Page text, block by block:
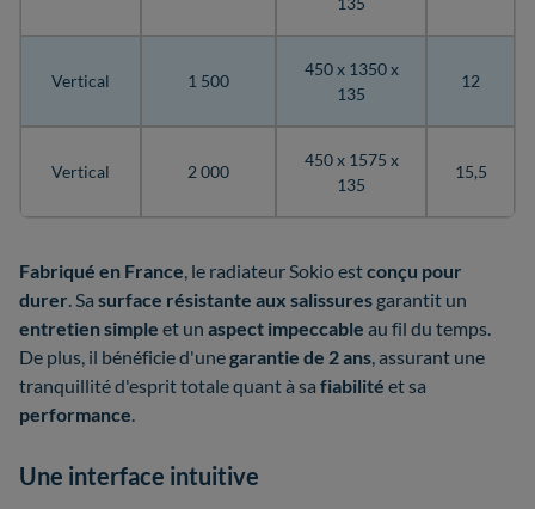
Vertical 1 500
450 x 1350 x
135
12
Vertical 2 000
450 x 1575 x
135
15,5
Fabriqué en France, le radiateur Sokio estconçu pour
durer. Sa surface résistante aux salissures garantit un
entretiensimple et un aspect impeccable au fil du temps.
De plus, il bénéficie d'unegarantie de 2 ans, assurant une
tranquillité d'esprit totale quant à sa fiabilité et sa
performance.
Une interface intuitive